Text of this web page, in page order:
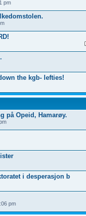
pm
the kgb- lefties!
på Opeid, Hamarøy.
i desperasjon b
pm